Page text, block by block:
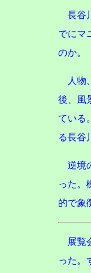
長谷
でにマ
のか。
人物
後、風
ている
る長谷
逆境
った。
的で象
展覧
った。